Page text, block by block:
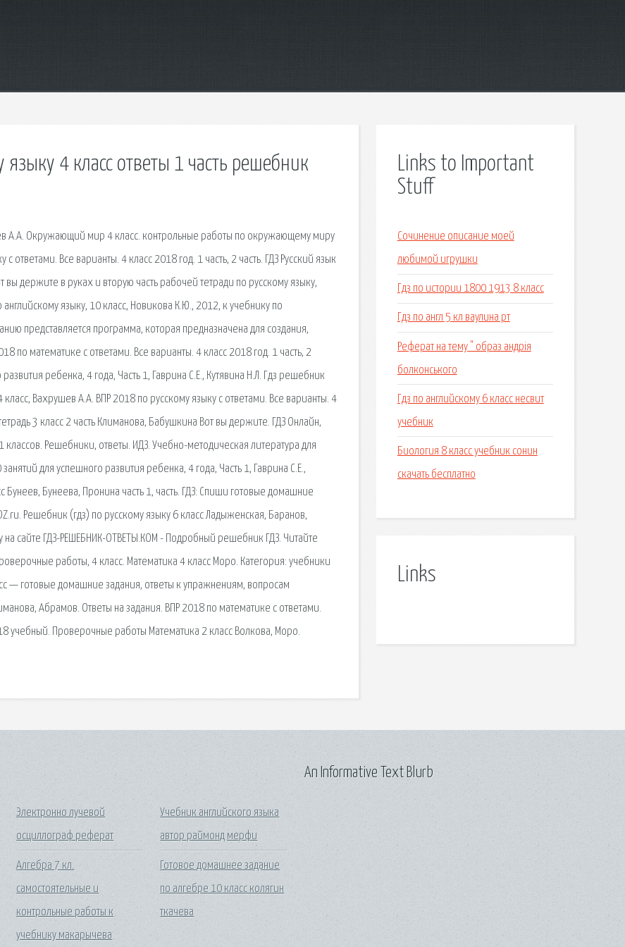
4 класс ответы 1 часть решебник
А.А. Окружающий мир 4 класс. контрольные работы по окружающему миру
Все варианты. 4 класс 2018 год. 1 часть, 2 часть. ГДЗ Русский язык
вы держите в руках и вторую часть рабочей тетради по русскому языку,
языку, 10 класс, Новикова К.Ю., 2012, к учебнику по
представляется программа, которая предназначена для создания,
по математике с ответами. Все варианты. 4 класс 2018 год. 1 часть, 2
ребенка, 4 года, Часть 1, Гаврина С.Е., Кутявина Н.Л. Гдз решебник
Вахрушев А.А. ВПР 2018 по русскому языку с ответами. Все варианты. 4
3 класс 2 часть Климанова, Бабушкина Вот вы держите. ГДЗ Онлайн,
Решебники, ответы. ИДЗ. Учебно-методическая литература для
для успешного развития ребенка, 4 года, Часть 1, Гаврина С.Е.,
Бунеев, Бунеева, Пронина часть 1, часть. ГДЗ: Спиши готовые домашние
Решебник (гдз) по русскому языку 6 класс Ладыженская, Баранов,
на сайте ГДЗ-РЕШЕБНИК-ОТВЕТЫ.КОМ - Подробный решебник ГДЗ. Читайте
работы, 4 класс. Математика 4 класс Моро. Категория: учебники
— готовые домашние задания, ответы к упражнениям, вопросам
Абрамов. Ответы на задания. ВПР 2018 по математике с ответами.
учебный. Проверочные работы Математика 2 класс Волкова, Моро.
Links to Important
Stuff
Сочинение описание моей
любимой игрушки
Гдз по истории 1800 1913 8 класс
Гдз по англ 5 кл ваулина рт
Реферат на тему " образ андрія
болконського
Гдз по английскому 6 класс несвит
учебник
Биология 8 класс учебник сонин
скачать бесплатно
Links
Электронно лучевой
осциллограф реферат
Алгебра 7 кл.
самостоятельные и
контрольные работы к
учебнику макарычева
Учебник английского языка
автор раймонд мерфи
Готовое домашнее задание
по алгебре 10 класс колягин
ткачева
An Informative Text Blurb